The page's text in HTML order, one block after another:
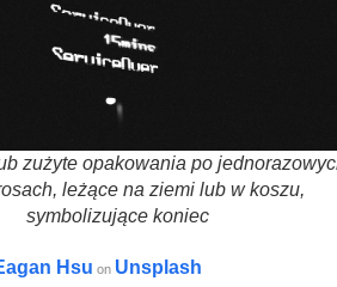
zużyte opakowania po
leżące na ziemi lub w koszu,
symbolizujące koniec
Hsu on Unsplash